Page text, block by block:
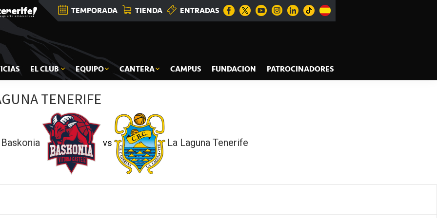
TEMPORADA TIENDA ENTRADAS
EL CLUB EQUIPO CANTERA CAMPUS FUNDACION PATROCINADORES
TENERIFE
vs La Laguna Tenerife